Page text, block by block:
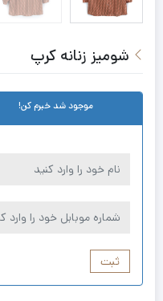
شومیز زنانه کرپ
موجود شد خبرم کن!
ثبت